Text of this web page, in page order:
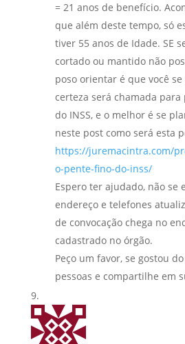
= 21 anos de benefício.
que além deste tempo, só
tiver 55 anos de Idade. SE
cortado ou mantido não
poso orientar é que você
certeza será chamada para
do INSS, e o melhor é se
neste post como será esta
https://juremacintra.com/
o-pente-fino-do-inss/
Espero ter ajudado, não se
endereço e telefones
de convocação chega no
cadastrado no órgão.
Peço um favor, se gostou
pessoas e compartilhe em